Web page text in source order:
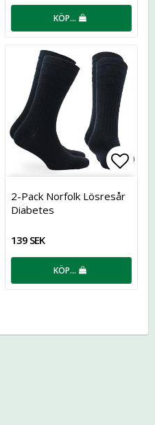
KÖP…
till i favoritlistan
2-Pack Norfolk Lösresår
Diabetes
139 SEK
KÖP…